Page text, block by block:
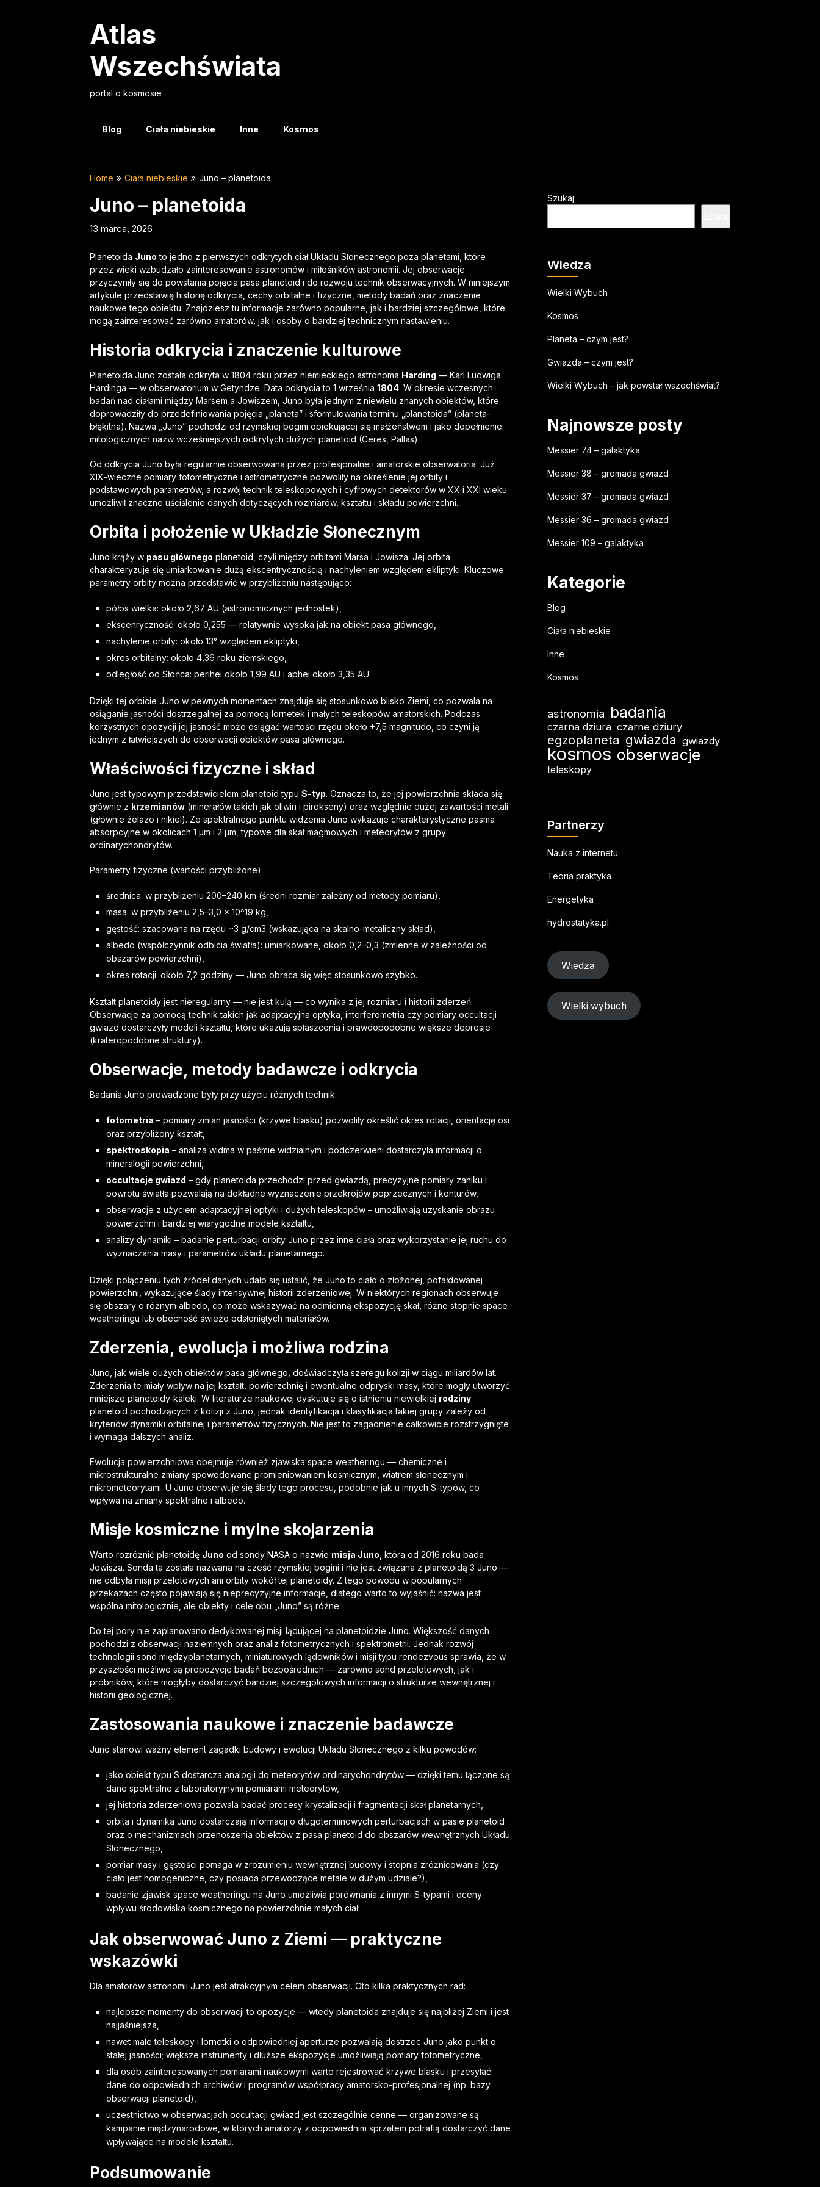
Atlas
Wszechświata
portal o kosmosie
Blog Ciała niebieskie Inne Kosmos
Home Ciała niebieskie Juno – planetoida
Juno – planetoida
13 marca, 2026
Planetoida Juno to jedno z pierwszych odkrytych ciał Układu Słonecznego poza planetami, które
przez wieki wzbudzało zainteresowanie astronomów i miłośników astronomii. Jej obserwacje
przyczyniły się do powstania pojęcia pasa planetoid i do rozwoju technik obserwacyjnych. W niniejszym
artykule przedstawię historię odkrycia, cechy orbitalne i fizyczne, metody badań oraz znaczenie
naukowe tego obiektu. Znajdziesz tu informacje zarówno popularne, jak i bardziej szczegółowe, które
mogą zainteresować zarówno amatorów, jak i osoby o bardziej technicznym nastawieniu.
Historia odkrycia i znaczenie kulturowe
Planetoida Juno została odkryta w 1804 roku przez niemieckiego astronoma Harding — Karl Ludwiga
Hardinga — w obserwatorium w Getyndze. Data odkrycia to 1 września 1804. W okresie wczesnych
badań nad ciałami między Marsem a Jowiszem, Juno była jednym z niewielu znanych obiektów, które
doprowadziły do przedefiniowania pojęcia „planeta” i sformułowania terminu „planetoida” (planeta-
błękitna). Nazwa „Juno” pochodzi od rzymskiej bogini opiekującej się małżeństwem i jako dopełnienie
mitologicznych nazw wcześniejszych odkrytych dużych planetoid (Ceres, Pallas).
Od odkrycia Juno była regularnie obserwowana przez profesjonalne i amatorskie obserwatoria. Już
XIX-wieczne pomiary fotometryczne i astrometryczne pozwoliły na określenie jej orbity i
podstawowych parametrów, a rozwój technik teleskopowych i cyfrowych detektorów w XX i XXI wieku
umożliwił znaczne uściślenie danych dotyczących rozmiarów, kształtu i składu powierzchni.
Orbita i położenie w Układzie Słonecznym
Juno krąży w pasu głównego planetoid, czyli między orbitami Marsa i Jowisza. Jej orbita
charakteryzuje się umiarkowanie dużą ekscentrycznością i nachyleniem względem ekliptyki. Kluczowe
parametry orbity można przedstawić w przybliżeniu następująco:
półos wielka: około 2,67 AU (astronomicznych jednostek),
ekscenryczność: około 0,255 — relatywnie wysoka jak na obiekt pasa głównego,
nachylenie orbity: około 13° względem ekliptyki,
okres orbitalny: około 4,36 roku ziemskiego,
odległość od Słońca: perihel około 1,99 AU i aphel około 3,35 AU.
Dzięki tej orbicie Juno w pewnych momentach znajduje się stosunkowo blisko Ziemi, co pozwala na
osiąganie jasności dostrzegalnej za pomocą lornetek i małych teleskopów amatorskich. Podczas
korzystnych opozycji jej jasność może osiągać wartości rzędu około +7,5 magnitudo, co czyni ją
jednym z łatwiejszych do obserwacji obiektów pasa głównego.
Właściwości fizyczne i skład
Juno jest typowym przedstawicielem planetoid typu S-typ. Oznacza to, że jej powierzchnia składa się
głównie z krzemianów (minerałów takich jak oliwin i pirokseny) oraz względnie dużej zawartości metali
(głównie żelazo i nikiel). Ze spektralnego punktu widzenia Juno wykazuje charakterystyczne pasma
absorpcyjne w okolicach 1 µm i 2 µm, typowe dla skał magmowych i meteorytów z grupy
ordinarychondrytów.
Parametry fizyczne (wartości przybliżone):
średnica: w przybliżeniu 200–240 km (średni rozmiar zależny od metody pomiaru),
masa: w przybliżeniu 2,5–3,0 × 10^19 kg,
gęstość: szacowana na rzędu ~3 g/cm3 (wskazująca na skalno-metaliczny skład),
albedo (współczynnik odbicia światła): umiarkowane, około 0,2–0,3 (zmienne w zależności od
obszarów powierzchni),
okres rotacji: około 7,2 godziny — Juno obraca się więc stosunkowo szybko.
Kształt planetoidy jest nieregularny — nie jest kulą — co wynika z jej rozmiaru i historii zderzeń.
Obserwacje za pomocą technik takich jak adaptacyjna optyka, interferometria czy pomiary occultacji
gwiazd dostarczyły modeli kształtu, które ukazują spłaszcenia i prawdopodobne większe depresje
(krateropodobne struktury).
Obserwacje, metody badawcze i odkrycia
Badania Juno prowadzone były przy użyciu różnych technik:
fotometria – pomiary zmian jasności (krzywe blasku) pozwoliły określić okres rotacji, orientację osi
oraz przybliżony kształt,
spektroskopia – analiza widma w paśmie widzialnym i podczerwieni dostarczyła informacji o
mineralogii powierzchni,
occultacje gwiazd – gdy planetoida przechodzi przed gwiazdą, precyzyjne pomiary zaniku i
powrotu światła pozwalają na dokładne wyznaczenie przekrojów poprzecznych i konturów,
obserwacje z użyciem adaptacyjnej optyki i dużych teleskopów – umożliwiają uzyskanie obrazu
powierzchni i bardziej wiarygodne modele kształtu,
analizy dynamiki – badanie perturbacji orbity Juno przez inne ciała oraz wykorzystanie jej ruchu do
wyznaczania masy i parametrów układu planetarnego.
Dzięki połączeniu tych źródeł danych udało się ustalić, że Juno to ciało o złożonej, pofałdowanej
powierzchni, wykazujące ślady intensywnej historii zderzeniowej. W niektórych regionach obserwuje
się obszary o różnym albedo, co może wskazywać na odmienną ekspozycję skał, różne stopnie space
weatheringu lub obecność świeżo odsłoniętych materiałów.
Zderzenia, ewolucja i możliwa rodzina
Juno, jak wiele dużych obiektów pasa głównego, doświadczyła szeregu kolizji w ciągu miliardów lat.
Zderzenia te miały wpływ na jej kształt, powierzchnię i ewentualne odpryski masy, które mogły utworzyć
mniejsze planetoidy-kaleki. W literaturze naukowej dyskutuje się o istnieniu niewielkiej rodziny
planetoid pochodzących z kolizji z Juno, jednak identyfikacja i klasyfikacja takiej grupy zależy od
kryteriów dynamiki orbitalnej i parametrów fizycznych. Nie jest to zagadnienie całkowicie rozstrzygnięte
i wymaga dalszych analiz.
Ewolucja powierzchniowa obejmuje również zjawiska space weatheringu — chemiczne i
mikrostrukturalne zmiany spowodowane promieniowaniem kosmicznym, wiatrem słonecznym i
mikrometeorytami. U Juno obserwuje się ślady tego procesu, podobnie jak u innych S-typów, co
wpływa na zmiany spektralne i albedo.
Misje kosmiczne i mylne skojarzenia
Warto rozróżnić planetoidę Juno od sondy NASA o nazwie misja Juno , która od 2016 roku bada
Jowisza. Sonda ta została nazwana na cześć rzymskiej bogini i nie jest związana z planetoidą 3 Juno —
nie odbyła misji przelotowych ani orbity wokół tej planetoidy. Z tego powodu w popularnych
przekazach często pojawiają się nieprecyzyjne informacje, dlatego warto to wyjaśnić: nazwa jest
wspólna mitologicznie, ale obiekty i cele obu „Juno” są różne.
Do tej pory nie zaplanowano dedykowanej misji lądującej na planetoidzie Juno. Większość danych
pochodzi z obserwacji naziemnych oraz analiz fotometrycznych i spektrometrii. Jednak rozwój
technologii sond międzyplanetarnych, miniaturowych lądowników i misji typu rendezvous sprawia, że w
przyszłości możliwe są propozycje badań bezpośrednich — zarówno sond przelotowych, jak i
próbników, które mogłyby dostarczyć bardziej szczegółowych informacji o strukturze wewnętrznej i
historii geologicznej.
Zastosowania naukowe i znaczenie badawcze
Juno stanowi ważny element zagadki budowy i ewolucji Układu Słonecznego z kilku powodów:
jako obiekt typu S dostarcza analogii do meteorytów ordinarychondrytów — dzięki temu łączone są
dane spektralne z laboratoryjnymi pomiarami meteorytów,
jej historia zderzeniowa pozwala badać procesy krystalizacji i fragmentacji skał planetarnych,
orbita i dynamika Juno dostarczają informacji o długoterminowych perturbacjach w pasie planetoid
oraz o mechanizmach przenoszenia obiektów z pasa planetoid do obszarów wewnętrznych Układu
Słonecznego,
pomiar masy i gęstości pomaga w zrozumieniu wewnętrznej budowy i stopnia zróżnicowania (czy
ciało jest homogeniczne, czy posiada przewodzące metale w dużym udziale?),
badanie zjawisk space weatheringu na Juno umożliwia porównania z innymi S-typami i oceny
wpływu środowiska kosmicznego na powierzchnie małych ciał.
Jak obserwować Juno z Ziemi — praktyczne
wskazówki
Dla amatorów astronomii Juno jest atrakcyjnym celem obserwacji. Oto kilka praktycznych rad:
najlepsze momenty do obserwacji to opozycje — wtedy planetoida znajduje się najbliżej Ziemi i jest
najjaśniejsza,
nawet małe teleskopy i lornetki o odpowiedniej aperturze pozwalają dostrzec Juno jako punkt o
stałej jasności; większe instrumenty i dłuższe ekspozycje umożliwiają pomiary fotometryczne,
dla osób zainteresowanych pomiarami naukowymi warto rejestrować krzywe blasku i przesyłać
dane do odpowiednich archiwów i programów współpracy amatorsko-profesjonalnej (np. bazy
obserwacji planetoid),
uczestnictwo w obserwacjach occultacji gwiazd jest szczególnie cenne — organizowane są
kampanie międzynarodowe, w których amatorzy z odpowiednim sprzętem potrafią dostarczyć dane
wpływające na modele kształtu.
Podsumowanie
Szukaj
Wiedza
Wielki Wybuch
Kosmos
Planeta – czym jest?
Gwiazda – czym jest?
Wielki Wybuch – jak powstał wszechświat?
Najnowsze posty
Messier 74 – galaktyka
Messier 38 – gromada gwiazd
Messier 37 – gromada gwiazd
Messier 36 – gromada gwiazd
Messier 109 – galaktyka
Kategorie
Blog
Ciała niebieskie
Inne
Kosmos
astronomia badania
czarna dziura czarne dziury
egzoplaneta gwiazda gwiazdy
kosmos obserwacje
teleskopy
Partnerzy
Nauka z internetu
Teoria praktyka
Energetyka
hydrostatyka.pl
Wiedza
Wielki wybuch